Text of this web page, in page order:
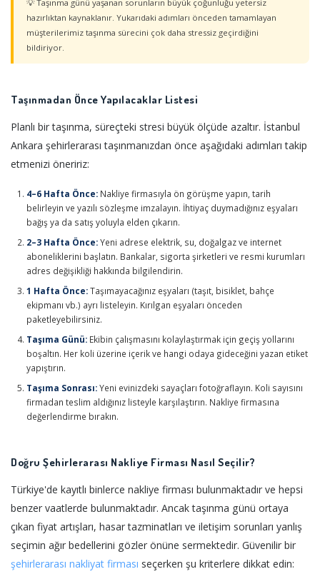
💡 Taşınma günü yaşanan sorunların büyük çoğunluğu yetersiz
hazırlıktan kaynaklanır. Yukarıdaki adımları önceden tamamlayan
müşterilerimiz taşınma sürecini çok daha stressiz geçirdiğini
bildiriyor.
Taşınmadan Önce Yapılacaklar Listesi
Planlı bir taşınma, süreçteki stresi büyük ölçüde azaltır. İstanbul
Ankara şehirlerarası taşınmanızdan önce aşağıdaki adımları takip
etmenizi öneririz:
4–6 Hafta Önce: Nakliye firmasıyla ön görüşme yapın, tarih
belirleyin ve yazılı sözleşme imzalayın. İhtiyaç duymadığınız eşyaları
bağış ya da satış yoluyla elden çıkarın.
2–3 Hafta Önce:Yeni adrese elektrik, su, doğalgaz ve internet
aboneliklerini başlatın. Bankalar, sigorta şirketleri ve resmi kurumları
adres değişikliği hakkında bilgilendirin.
1 Hafta Önce:Taşımayacağınız eşyaları (taşıt, bisiklet, bahçe
ekipmanı vb.) ayrı listeleyin. Kırılgan eşyaları önceden
paketleyebilirsiniz.
Taşıma Günü: Ekibin çalışmasını kolaylaştırmak için geçiş yollarını
boşaltın. Her koli üzerine içerik ve hangi odaya gideceğini yazan etiket
yapıştırın.
Taşıma Sonrası:Yeni evinizdeki sayaçları fotoğraflayın. Koli sayısını
firmadan teslim aldığınız listeyle karşılaştırın. Nakliye firmasına
değerlendirme bırakın.
Doğru Şehirlerarası Nakliye Firması Nasıl Seçilir?
Türkiye'de kayıtlı binlerce nakliye firması bulunmaktadır ve hepsi
benzer vaatlerde bulunmaktadır. Ancak taşınma günü ortaya
çıkan fiyat artışları, hasar tazminatları ve iletişim sorunları yanlış
seçimin ağır bedellerini gözler önüne sermektedir. Güvenilir bir
şehirlerarası nakliyat firması seçerken şu kriterlere dikkat edin: